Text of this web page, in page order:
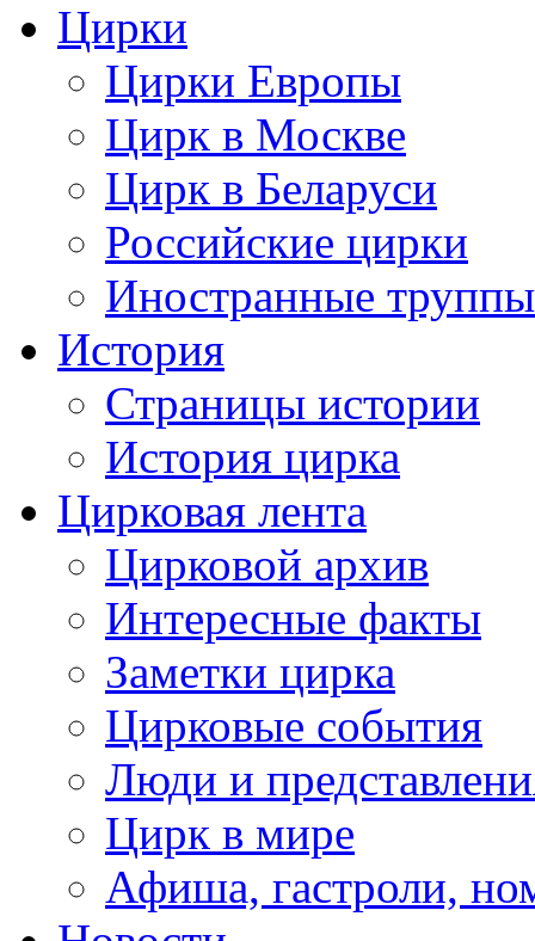
Цирки
Цирки Европы
Цирк в Москве
Цирк в Беларуси
Российские цирки
Иностранные труппы
История
Страницы истории
История цирка
Цирковая лента
Цирковой архив
Интересные факты
Заметки цирка
Цирковые события
Люди и
Цирк в мире
Афиша, гастроли,